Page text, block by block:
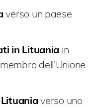
verso un paese
in Lituania in
dell’Unione
verso uno